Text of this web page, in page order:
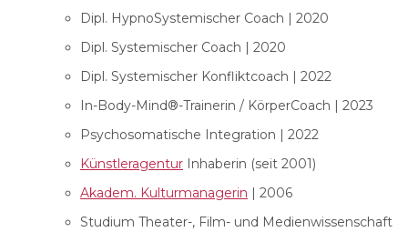
Dipl. HypnoSystemischer Coach | 2020
Dipl. Systemischer Coach | 2020
Dipl. Systemischer Konfliktcoach | 2022
In-Body-Mind®-Trainerin / KörperCoach | 2023
Psychosomatische Integration | 2022
Künstleragentur Inhaberin (seit 2001)
Akadem. Kulturmanagerin | 2006
Studium Theater-, Film- und Medienwissenschaft